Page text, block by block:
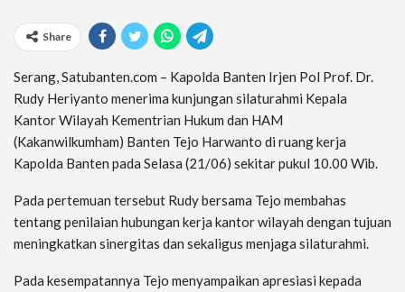
Share
Serang, Satubanten.com – Kapolda Banten Irjen Pol Prof. Dr.
Rudy Heriyanto menerima kunjungan silaturahmi Kepala
Kantor Wilayah Kementrian Hukum dan HAM
(Kakanwilkumham) Banten Tejo Harwanto di ruang kerja
Kapolda Banten pada Selasa (21/06) sekitar pukul 10.00 Wib.
Pada pertemuan tersebut Rudy bersama Tejo membahas
tentang penilaian hubungan kerja kantor wilayah dengan tujuan
meningkatkan sinergitas dan sekaligus menjaga silaturahmi.
Pada kesempatannya Tejo menyampaikan apresiasi kepada